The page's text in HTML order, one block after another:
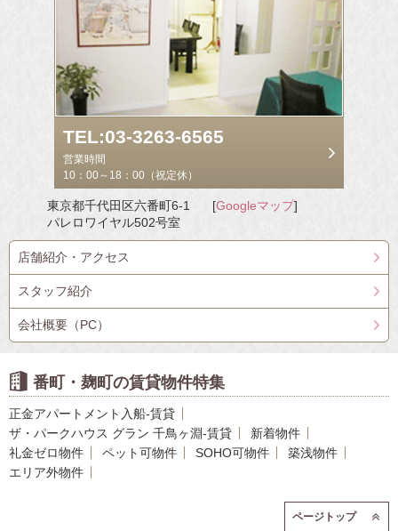
TEL:03-3263-6565
営業時間
10：00～18：00（祝定休）
東京都千代田区六番町6-1
パレロワイヤル502号室
[Googleマップ]
店舗紹介・アクセス
スタッフ紹介
会社概要（PC）
番町・麹町の賃貸物件特集
正金アパートメント入船-賃貸
ザ・パークハウス グラン 千鳥ヶ淵-賃貸
新着物件
礼金ゼロ物件
ペット可物件 SOHO可物件
築浅物件
エリア外物件
ページトップ